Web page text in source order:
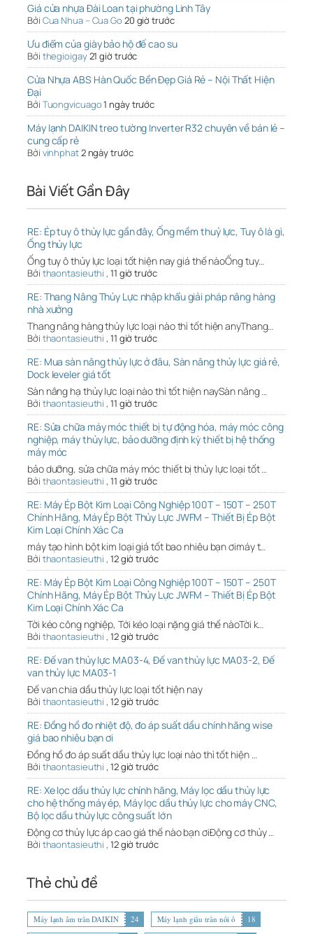
Giá cửa nhựa Đài Loan tại phường Linh Tây
Bởi Cua Nhua – Cua Go 20 giờ trước
Ưu điểm của giày bảo hộ đế cao su
Bởi thegioigay21 giờ trước
Cửa Nhựa ABS Hàn Quốc Bền Đẹp Giá Rẻ – Nội Thất Hiện
Đại
Bởi Tuongvicuago1 ngày trước
Máy lạnh DAIKIN treo tường Inverter R32 chuyên về bán lẻ –
cung cấp rẻ
Bởi vinhphat2 ngày trước
Bài Viết Gần Đây
RE: Ép tuy ô thủy lực gần đây, Ống mềm thuỷ lực, Tuy ô là gì,
Ống thủy lực
Ống tuy ô thủy lực loại tốt hiện nay giá thế nàoỐng tuy…
Bởi thaontasieuthi , 11 giờ trước
RE: Thang Nâng Thủy Lực nhập khẩu giải pháp nâng hàng
nhà xưởng
Thang nâng hàng thủy lực loại nào thì tốt hiện anyThang…
Bởi thaontasieuthi , 11 giờ trước
RE: Mua sàn nâng thủy lực ở đâu, Sàn nâng thủy lực giá rẻ,
Dock leveler giá tốt
Sàn nâng hạ thủy lực loại nào thì tốt hiện naySàn nâng …
Bởi thaontasieuthi , 11 giờ trước
RE: Sửa chữa máy móc thiết bị tự động hóa, máy móc công
nghiệp, máy thủy lực, bảo dưỡng định kỳ thiết bị hệ thống
máy móc
bảo dưỡng, sửa chữa máy móc thiết bị thủy lực loại tốt …
Bởi thaontasieuthi , 11 giờ trước
RE: Máy Ép Bột Kim Loại Công Nghiệp 100T – 150T – 250T
Chính Hãng, Máy Ép Bột Thủy Lực JWFM – Thiết Bị Ép Bột
Kim Loại Chính Xác Ca
máy tạo hình bột kim loại giá tốt bao nhiêu bạn ơimáy t…
Bởi thaontasieuthi , 12 giờ trước
RE: Máy Ép Bột Kim Loại Công Nghiệp 100T – 150T – 250T
Chính Hãng, Máy Ép Bột Thủy Lực JWFM – Thiết Bị Ép Bột
Kim Loại Chính Xác Ca
Tời kéo công nghiệp, Tới kéo loại nặng giá thế nàoTời k…
Bởi thaontasieuthi , 12 giờ trước
RE: Đế van thủy lực MA03-4, Đế van thủy lực MA03-2, Đế
van thủy lực MA03-1
Đế van chia dầu thủy lực loại tốt hiện nay
Bởi thaontasieuthi , 12 giờ trước
RE: Đồng hồ đo nhiệt độ, đo áp suất dầu chính hãng wise
giá bao nhiêu bạn ơi
Đồng hồ đo áp suất dầu thủy lực loại nào thì tốt hiện …
Bởi thaontasieuthi , 12 giờ trước
RE: Xe lọc dầu thủy lực chính hãng, Máy lọc dầu thủy lực
cho hệ thống máy ép, Máy lọc dầu thủy lực cho máy CNC,
Bộ lọc dầu thủy lực công suất lớn
Động cơ thủy lực áp cao giá thế nào bạn ơiĐộng cơ thủy …
Bởi thaontasieuthi , 12 giờ trước
Thẻ chủ đề
Máy lạnh âm trần DAIKIN 24 Máy lạnh giấu trần nối ố
18